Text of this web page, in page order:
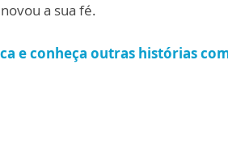
a sua fé.
e conheça outras histórias